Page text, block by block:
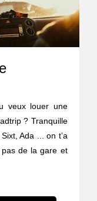
veux louer une
? Tranquille
Ada ... on t’a
de la gare et